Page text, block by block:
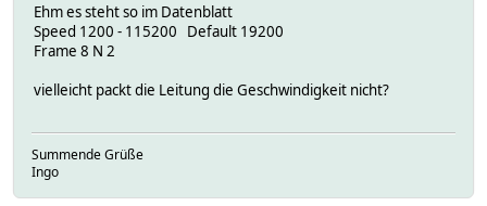
Ehm es steht so im Datenblatt
Speed 1200 - 115200 Default 19200
Frame 8 N 2
vielleicht packt die Leitung die Geschwindigkeit nicht?
Summende Grüße
Ingo